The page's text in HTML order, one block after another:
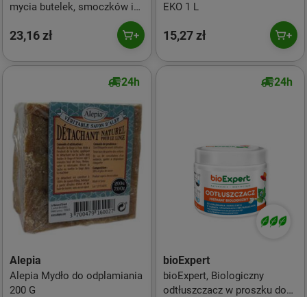
mycia butelek, smoczków i
zabawek, bezzapachowy, 500
ml
23,16 zł
EKO 1 L
15,27 zł
24h
Alepia
Alepia Mydło do odplamiania
200 G
24h
bioExpert
bioExpert, Biologiczny
odtłuszczacz w proszku do